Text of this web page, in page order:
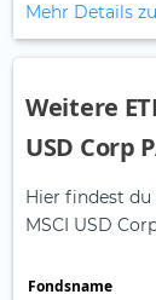
Mehr Details
Weitere
USD Corp
Hier findest
MSCI USD
Fonds­name